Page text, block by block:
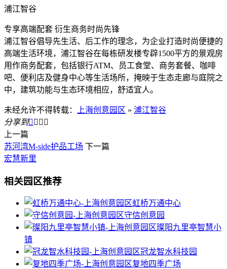
浦江智谷
专享高端配套 衍生商务时尚先锋
浦江智谷倡导先生活、后工作的理念，为企业打造时尚便捷的
高端生活环境，浦江智谷在每栋研发楼专辟1500平方的景观房
用作商务配套，包括银行ATM、员工食堂、商务套餐、咖啡
吧、便利店及健身中心等生活场所，掩映于生态走廊与庭院之
中，建筑功能与生态环境相应，舒适宜人。
未经允许不得转载： 上海创意园区 » 浦江智谷
分享到   
上一篇
苏河湾M-side护品工场 下一篇
宏慧新里
相关园区推荐
虹桥万通中心
守信创意园
璨阳九里亭智慧小
镇
冠龙智水科技园
复地四季广场